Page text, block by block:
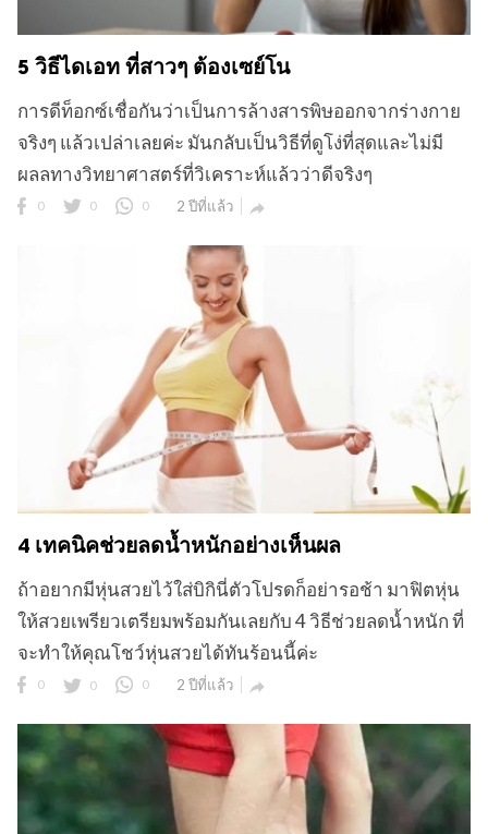
5 วิธีไดเอท ที่สาวๆ ต้องเซย์โน
การดีท็อกซ์เชื่อกันว่าเป็นการล้างสารพิษออกจากร่างกาย
จริงๆ แล้วเปล่าเลยค่ะ มันกลับเป็นวิธีที่ดูโง่ที่สุดและไม่มี
ผลลทางวิทยาศาสตร์ที่วิเคราะห์แล้วว่าดีจริงๆ
0 0 0 2 ปีที่แล้ว 
4 เทคนิคช่วยลดน้ำหนักอย่างเห็นผล
ถ้าอยากมีหุ่นสวยไว้ใส่บิกินี่ตัวโปรดก็อย่ารอช้า มาฟิตหุ่น
ให้สวยเพรียวเตรียมพร้อมกันเลยกับ 4 วิธีช่วยลดน้ำหนัก ที่
จะทำให้คุณโชว์หุ่นสวยได้ทันร้อนนี้ค่ะ
0 0 0 2 ปีที่แล้ว 